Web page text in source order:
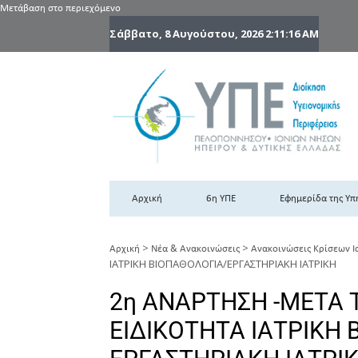
Μετάβαση στο περιεχόμενο
Σάββατο, 8 Αυγούστου, 20262:11:18 AM
Αρχική 6η ΥΠΕ Εφημερίδα της
Αρχική > Νέα & Ανακοινώσεις > Ανακοινώσεις Κρίσεων
ΙΑΤΡΙΚΗ ΒΙΟΠΑΘΟΛΟΓΙΑ/ΕΡΓΑΣΤΗΡΙΑΚΗ ΙΑΤΡΙΚΗ
2η ΑΝΑΡΤΗΣΗ -ΜΕΤΑ
ΕΙΔΙΚΟΤΗΤΑ